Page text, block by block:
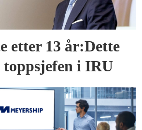
etter 13 år:Dette
toppsjefen i IRU